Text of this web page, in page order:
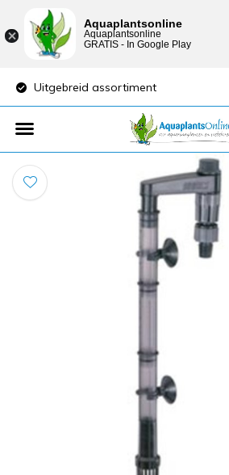
Uitgebreid assortiment
Aquaplantsonline
Aquaplantsonline
GRATIS - In Google Play